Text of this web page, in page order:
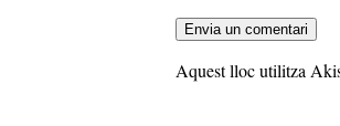
Aquest lloc utilitza